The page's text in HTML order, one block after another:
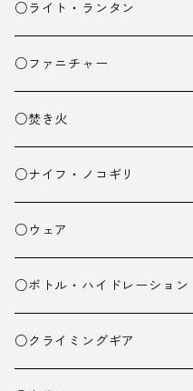
カトラリー
クッキング小物
タープ
ペグ・ハンマー・小物
○ライト・ランタン
ライト
ランタン
○ファニチャー
テーブル
チェア
○焚き火
焚き火台
焚き火小物
○ナイフ・ノコギリ
○ウェア
ミドルレイヤー
ベースレイヤー
○ボトル・ハイドレーション
○クライミングギア